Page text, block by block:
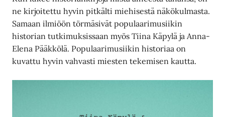
ne kirjoitettu hyvin pitkälti miehisestä näkökulmasta.
Samaan ilmiöön törmäsivät populaarimusiikin
historian tutkimuksissaan myös Tiina Käpylä ja Anna-
Elena Pääkkölä. Populaarimusiikin historiaa on
kuvattu hyvin vahvasti miesten tekemisen kautta.